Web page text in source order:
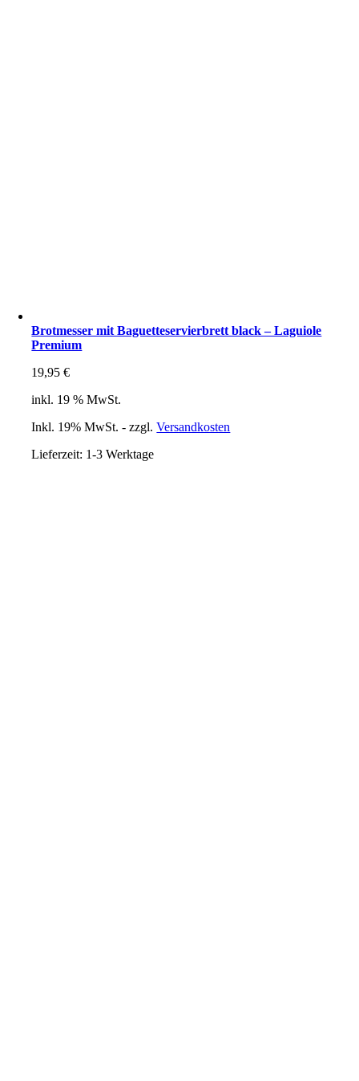
Brotmesser mit Baguetteservierbrett black – Laguiole
Premium
19,95€
inkl. 19 % MwSt.
Inkl. 19% MwSt. - zzgl.Versandkosten
Lieferzeit: 1-3 Werktage